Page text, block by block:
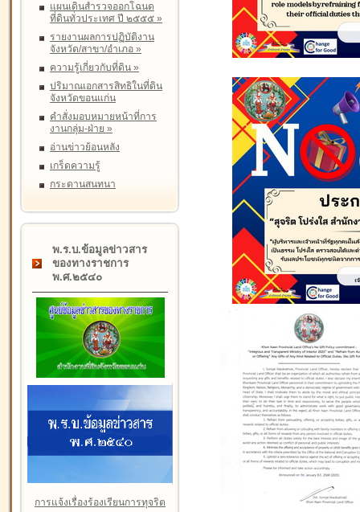
แผนเดินสำรวจออกโฉนด
ที่ดินทั่วประเทศ ปี ๒๕๕๕ »
รายงานผลการปฏิบัติงาน
จังหวัด/สาขา/อำเภอ »
ความรู้เกี่ยวกับที่ดิน »
ปริมาณเอกสารสิทธิในที่ดิน
จังหวัดขอนแก่น
คำสั่งมอบหมายหน้าที่การ
งานกลุ่ม-ฝ่าย »
อ่านข่าวย้อนหลัง
เกร็ดความรู้
กระดานสนทนา
พ.ร.บ.ข้อมูลข่าวสาร
ของทางราชการ
พ.ศ.๒๕๔๐
การแจ้งเรื่องร้องเรียนการทุจริต